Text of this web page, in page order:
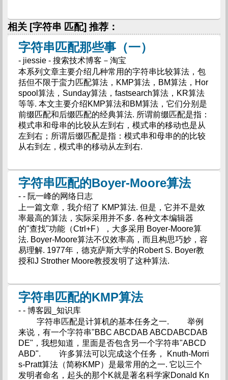
相关 [字符串 匹配] 推荐：
字符串匹配那些事（一）
- jiessie - 搜索技术博客－淘宝
本系列文章主要介绍几种常用的字符串比较算法，包
括但不限于蛮力匹配算法，KMP算法，BM算法，Hor
spool算法，Sunday算法，fastsearch算法，KR算法
等等. 本文主要介绍KMP算法和BM算法，它们分别是
前缀匹配和后缀匹配的经典算法. 所谓前缀匹配是指：
模式串和母串的比较从左到右，模式串的移动也是从
左到右；所谓后缀匹配是指：模式串和母串的的比较
从右到左，模式串的移动从左到右.
字符串匹配的Boyer-Moore算法
- - 阮一峰的网络日志
上一篇文章，我介绍了 KMP算法. 但是，它并不是效
率最高的算法，实际采用并不多. 各种文本编辑器
的"查找"功能（Ctrl+F），大多采用 Boyer-Moore算
法. Boyer-Moore算法不仅效率高，而且构思巧妙，容
易理解. 1977年，德克萨斯大学的Robert S. Boyer教
授和J Strother Moore教授发明了这种算法.
字符串匹配的KMP算法
- - 博客园_知识库
字符串匹配是计算机的基本任务之一. 举例
来说，有一个字符串"BBC ABCDAB ABCDABCDAB
DE"，我想知道，里面是否包含另一个字符串"ABCD
ABD". 许多算法可以完成这个任务， Knuth-Morri
s-Pratt算法（简称KMP）是最常用的之一. 它以三个
发明者命名，起头的那个K就是著名科学家Donald Kn